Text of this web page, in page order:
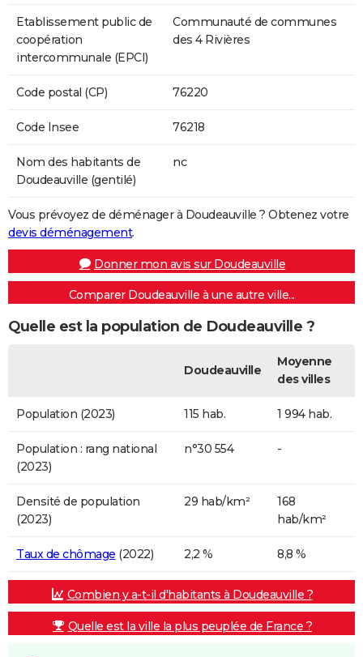
Etablissement public de
coopération
intercommunale (EPCI)
Communauté de communes
des 4 Rivières
Code postal (CP) 76220
Code Insee 76218
Nom des habitants de
Doudeauville (gentilé)
nc
Vous prévoyez de déménager à Doudeauville ? Obtenez votre
devis déménagement.
Donner mon avis sur Doudeauville
Comparer Doudeauville à une autre ville...
Quelle est la population de Doudeauville ?
Doudeauville
Moyenne
des villes
Population (2023) 115 hab. 1 994 hab.
Population : rang national
(2023)
n°30 554 -
Densité de population
(2023)
29 hab/km²
168
hab/km²
Taux de chômage (2022) 2,2 % 8,8 %
Combien y a-t-il d'habitants à Doudeauville ?
Quelle est la ville la plus peuplée de France ?